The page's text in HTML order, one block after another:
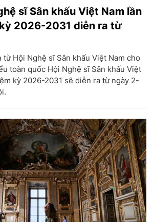
sĩ Sân khấu Việt Nam lần
2026-2031 diễn ra từ
từ Hội Nghệ sĩ Sân khấu Việt Nam cho
toàn quốc Hội Nghệ sĩ Sân khấu Việt
kỳ 2026-2031 sẽ diễn ra từ ngày 2-